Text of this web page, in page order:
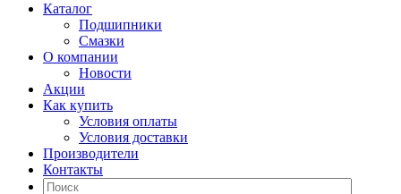
Каталог
Подшипники
Смазки
О компании
Новости
Акции
Как купить
Условия оплаты
Условия доставки
Производители
Контакты